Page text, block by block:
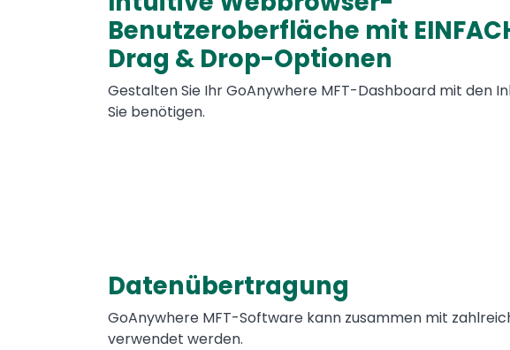
Benutzeroberfläche mit
Drag & Drop-Optionen
Gestalten Sie Ihr GoAnywhere MFT-Dashboard mit den
Sie benötigen.
Datenübertragung
Text
GoAnywhere MFT-Software kann zusammen mit
verwendet werden.